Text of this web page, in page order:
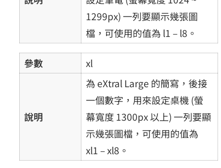
1299px) 一列要顯示幾張圖
檔，可使用的值為 l1 – l8。
參數 xl
說明
為 eXtral Large 的簡寫，後接
一個數字，用來設定桌機 (螢
幕寬度 1300px 以上) 一列要顯
示幾張圖檔，可使用的值為
xl1 – xl8。